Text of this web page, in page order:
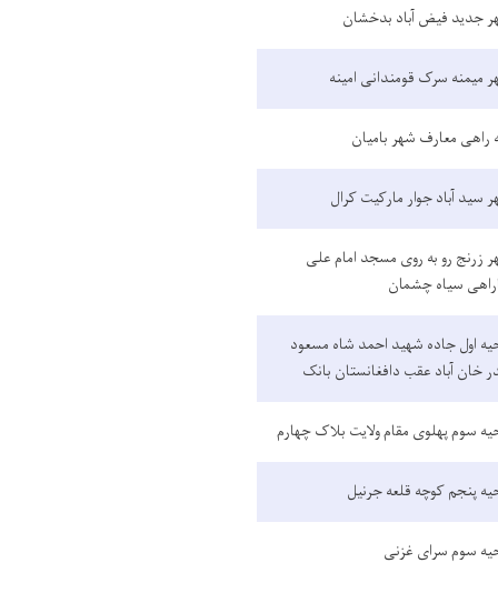
جدید فیض آباد بدخشان
میمنه سرک قومندانی امینه
راهی معارف شهر بامیان
سید آباد جوار مارکیت کرال
زرنج رو به روی مسجد امام علی
سیاه چشمان
اول جاده شهید احمد شاه مسعود
خان آباد عقب دافغانستان بانک
سوم پهلوی مقام ولایت بلاک چهارم
پنجم کوچه قلعه جرنیل
سوم سرای غزنی